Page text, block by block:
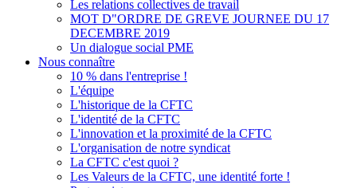
Les relations collectives de travail
MOT D"ORDRE DE GREVE JOURNEE DU 17
DECEMBRE 2019
Un dialogue social PME
Nous connaître
10 % dans l'entreprise !
L'équipe
L'historique de la CFTC
L'identité de la CFTC
L'innovation et la proximité de la CFTC
L'organisation de notre syndicat
La CFTC c'est quoi ?
Les Valeurs de la CFTC, une identité forte !